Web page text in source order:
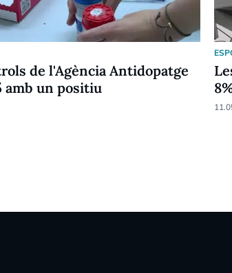
de l'Agència Antidopatge
amb un positiu